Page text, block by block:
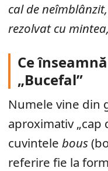
cal de
rezolvat cu
Ce
„Bucefal”
Numele vine din
aproximativ „cap
cuvintele bous
referire fie la